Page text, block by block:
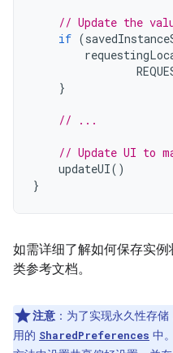
// Update the
if (
}
// ...
// Update UI to
updateUI()
}
如需详细了解如何保存实例
类参考文档。
注意 ：为了实现永久性存
用的 SharedPreferences 中